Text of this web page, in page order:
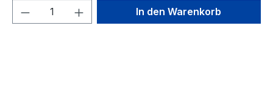
Produkt Anzahl: Gib denIn den Warenkorb